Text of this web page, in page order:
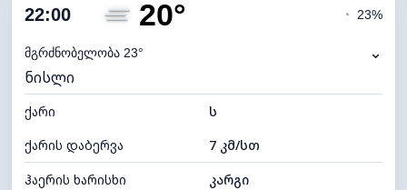
ღრუბლიანობა
ნამის წერტილი
ხილვადობა
განათების ინდექსი 0 (ბნელი)
ღრუბლის სიმაღლე 10240 მ
22:00 20°
მგრძნობელობა 23°
◔ 23%
⌄
ნისლი
ქარი
ს
ქარის დაბერვა
7 კმ/სთ
ჰაერის ხარისხი
კარგი